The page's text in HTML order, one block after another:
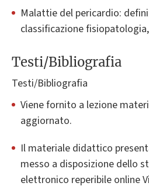
Malattie del pericardio:
classificazione
Testi/Bibliografia
Testi/Bibliografia
Viene fornito a lezione
aggiornato.
Il materiale didattico
messo a disposizione dello
elettronico reperibile online